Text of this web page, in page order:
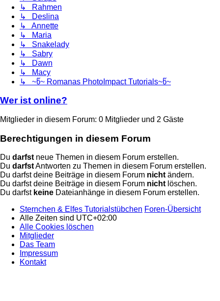
↳ Rahmen
↳ Deslina
↳ Annette
↳ Maria
↳ Snakelady
↳ Sabry
↳ Dawn
↳ Macy
↳ ~წ~ Romanas PhotoImpact Tutorials~წ~
Wer ist online?
Mitglieder in diesem Forum: 0 Mitglieder und 2 Gäste
Berechtigungen in diesem Forum
Du darfstneue Themen in diesem Forum erstellen.
Du darfstAntworten zu Themen in diesem Forum erstellen.
Du darfst deine Beiträge in diesem Forum nichtändern.
Du darfst deine Beiträge in diesem Forum nichtlöschen.
Du darfst keine Dateianhänge in diesem Forum erstellen.
Sternchen & Elfes Tutorialstübchen Foren-Übersicht
Alle Zeiten sind UTC+02:00
Alle Cookies löschen
Mitglieder
Das Team
Impressum
Kontakt